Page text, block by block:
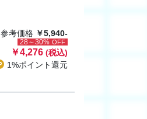
参考価格 ￥5,940-
28～30% OFF
￥4,276 (税込)
1%ポイント還元